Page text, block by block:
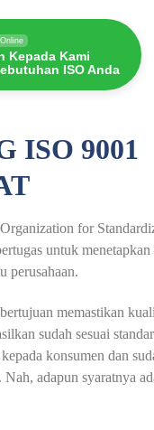
Online
Kepada Kami
ISO Anda
ISO 9001
for
untuk menetapkan
perusahaan.
memastikan
sudah sesuai
konsumen dan
adapun syaratnya